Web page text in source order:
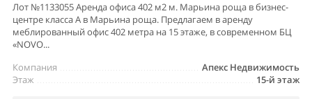
Лот №1133055 Аренда офиса 402 м2 м. Марьина роща в бизнес-
центре класса А в Марьина роща. Предлагаем в аренду
меблированный офис 402 метра на 15 этаже, в современном БЦ
«NOVO...
Апекс Недвижимость
Компания
15-й этаж
Этаж